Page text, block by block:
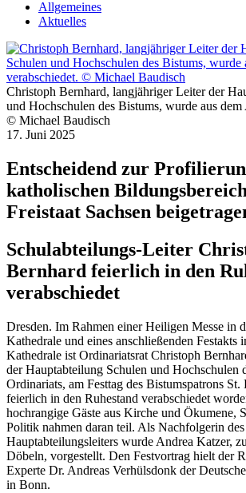
Allgemeines
Aktuelles
Christoph Bernhard, langjähriger Leiter der
und Hochschulen des Bistums, wurde aus dem
© Michael Baudisch
17. Juni 2025
Entscheidend zur
katholischen
Freistaat Sachsen
Schulabteilungs-Leiter
Bernhard feierlich in den
verabschiedet
Dresden. Im Rahmen einer Heiligen Messe in
Kathedrale und eines anschließenden Festakts
Kathedrale ist Ordinariatsrat Christoph
der Hauptabteilung Schulen und Hochschulen
Ordinariats, am Festtag des Bistumspatrons
feierlich in den Ruhestand verabschiedet
hochrangige Gäste aus Kirche und Ökumene,
Politik nahmen daran teil. Als Nachfolgerin des
Hauptabteilungsleiters wurde Andrea Katzer,
Döbeln, vorgestellt. Den Festvortrag hielt der
Experte Dr. Andreas Verhülsdonk der
in Bonn.